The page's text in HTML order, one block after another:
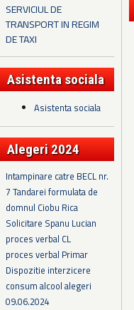
SERVICIUL DE
TRANSPORT IN REGIM
DE TAXI
Asistenta sociala
Asistenta sociala
Alegeri 2024
Intampinare catre BECL nr.
7 Tandarei formulata de
domnul Ciobu Rica
Solicitare Spanu Lucian
proces verbal CL
proces verbal Primar
Dispozitie interzicere
consum alcool alegeri
09.06.2024